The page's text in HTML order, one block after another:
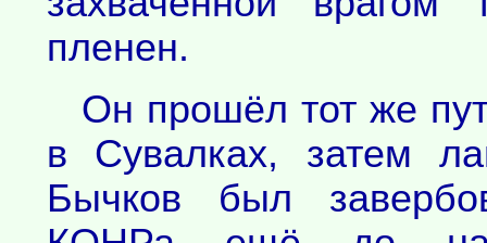
пленен.
Он прошёл тот же
в Сувалках, затем
Бычков был